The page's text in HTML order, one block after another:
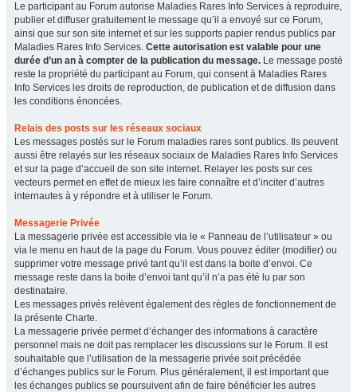
Le participant au Forum autorise Maladies Rares Info Services à reproduire,
publier et diffuser gratuitement le message qu’il a envoyé sur ce Forum,
ainsi que sur son site internet et sur les supports papier rendus publics par
Maladies Rares Info Services. Cette autorisation est valable pour une
durée d’un an à compter de la publication du message. Le message posté
reste la propriété du participant au Forum, qui consent à Maladies Rares
Info Services les droits de reproduction, de publication et de diffusion dans
les conditions énoncées.
Relais des posts sur les réseaux sociaux
Les messages postés sur le Forum maladies rares sont publics. Ils peuvent
aussi être relayés sur les réseaux sociaux de Maladies Rares Info Services
et sur la page d’accueil de son site internet. Relayer les posts sur ces
vecteurs permet en effet de mieux les faire connaître et d’inciter d’autres
internautes à y répondre et à utiliser le Forum.
Messagerie Privée
La messagerie privée est accessible via le « Panneau de l’utilisateur » ou
via le menu en haut de la page du Forum. Vous pouvez éditer (modifier) ou
supprimer votre message privé tant qu’il est dans la boite d’envoi. Ce
message reste dans la boite d’envoi tant qu’il n’a pas été lu par son
destinataire.
Les messages privés relèvent également des règles de fonctionnement de
la présente Charte.
La messagerie privée permet d’échanger des informations à caractère
personnel mais ne doit pas remplacer les discussions sur le Forum. Il est
souhaitable que l’utilisation de la messagerie privée soit précédée
d’échanges publics sur le Forum. Plus généralement, il est important que
les échanges publics se poursuivent afin de faire bénéficier les autres